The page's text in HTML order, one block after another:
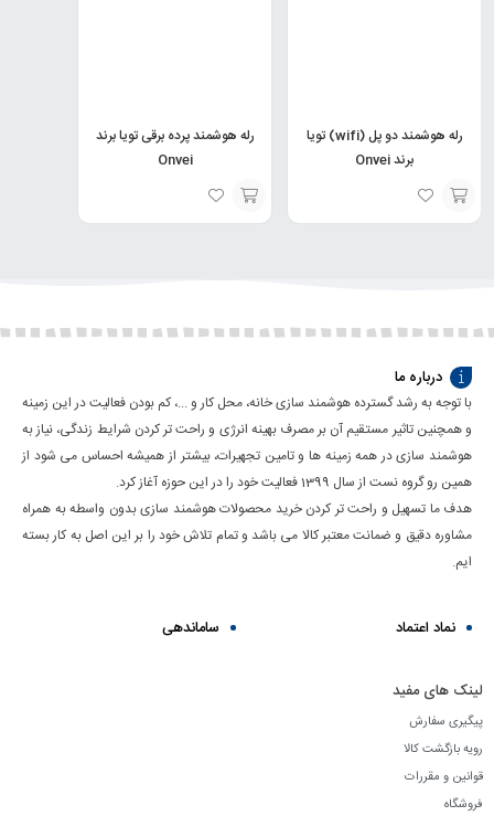
رله هوشمند دو پل (wifi) تویا
برند Onvei
انتخاب
رله هوشمند پرده برقی تویا برند
Onvei
انتخاب
درباره ما
با توجه به رشد گسترده هوشمند سازی خانه، محل کار و ...، کم بودن فعالیت در این زمینه
و همچنین تاثیر مستقیم آن بر مصرف بهینه انرژی و راحت تر کردن شرایط زندگی، نیاز به
هوشمند سازی در همه زمینه ها و تامین تجهیرات، بیشتر از همیشه احساس می شود از
همین رو گروه نست از سال 1399 فعالیت خود را در این حوزه آغاز کرد.
هدف ما تسهیل و راحت تر کردن خرید محصولات هوشمند سازی بدون واسطه به همراه
مشاوره دقیق و ضمانت معتبر کالا می باشد و تمام تلاش خود را بر این اصل به کار بسته
ایم.
نماد اعتماد ساماندهی
لینک های مفید
پیگیری سفارش
رویه بازگشت کالا
قوانین و مقررات
فروشگاه